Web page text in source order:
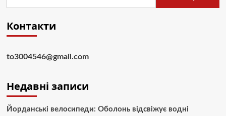
Контакти
to3004546@gmail.com
Недавні записи
Йорданські велосипеди: Оболонь відсвіжує водні